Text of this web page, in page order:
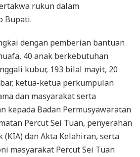
rukun dalam
Bupati.
dengan pemberian bantuan
40 anak berkebutuhan
kubur, 193 bilal mayit, 20
ketua-ketua perkumpulan
dan masyarakat serta
kepada Badan Permusyawaratan
Percut Sei Tuan, penyerahan
(KIA) dan Akta Kelahiran, serta
masyarakat Percut Sei Tuan